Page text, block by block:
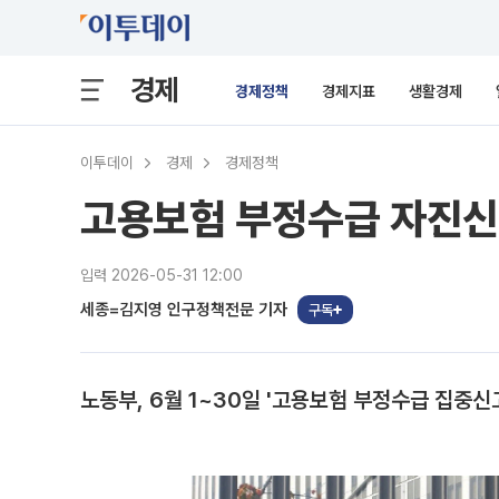
경제 경제정책 경제지표 생활경제
이투데이 경제 경제정책
고용보험 부정수급 자진
입력 2026-05-31 12:00
세종=김지영 인구정책전문 기자 구독
노동부, 6월 1~30일 '고용보험 부정수급 집중신